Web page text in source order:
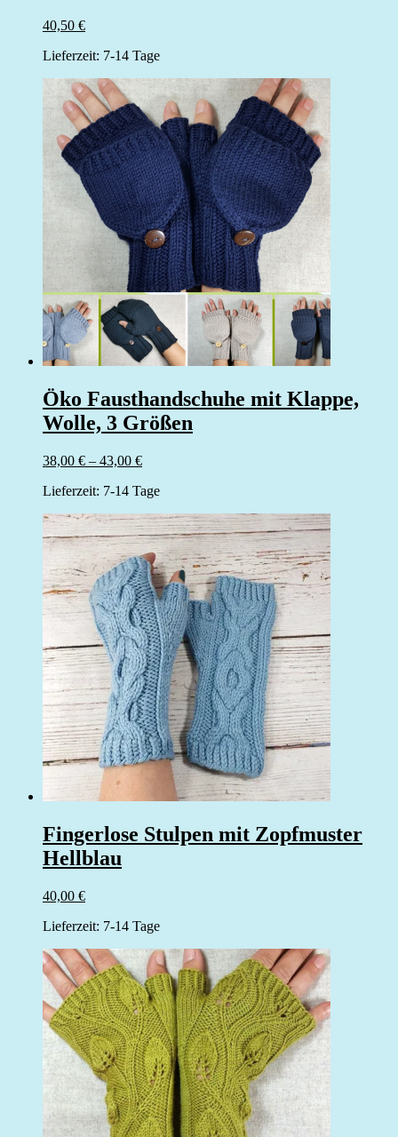
40,50 €
Lieferzeit: 7-14 Tage
Öko Fausthandschuhe mit Klappe,
Wolle, 3 Größen
38,00 € – 43,00 €
Lieferzeit: 7-14 Tage
Fingerlose Stulpen mit Zopfmuster
Hellblau
40,00 €
Lieferzeit: 7-14 Tage